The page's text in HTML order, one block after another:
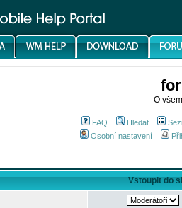
O
FAQ Hledat
Osobní nastavení
Vstoupit do